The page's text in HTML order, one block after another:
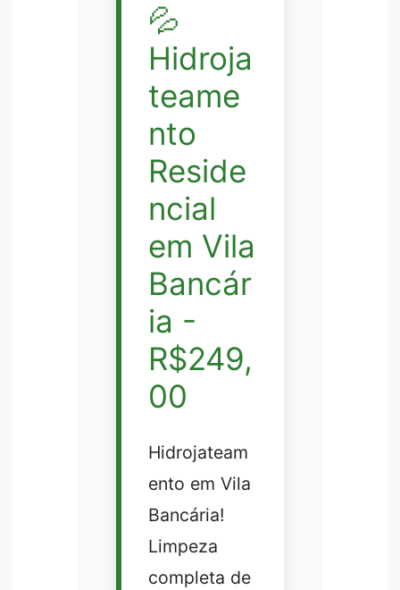
💦
Hidroja
teame
nto
Reside
ncial
em Vila
Bancár
ia -
R$249,
00
Hidrojateam
ento em Vila
Bancária!
Limpeza
completa de